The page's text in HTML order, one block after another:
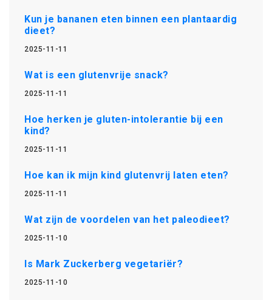
Kun je bananen eten binnen een plantaardig
dieet?
2025-11-11
Wat is een glutenvrije snack?
2025-11-11
Hoe herken je gluten-intolerantie bij een
kind?
2025-11-11
Hoe kan ik mijn kind glutenvrij laten eten?
2025-11-11
Wat zijn de voordelen van het paleodieet?
2025-11-10
Is Mark Zuckerberg vegetariër?
2025-11-10